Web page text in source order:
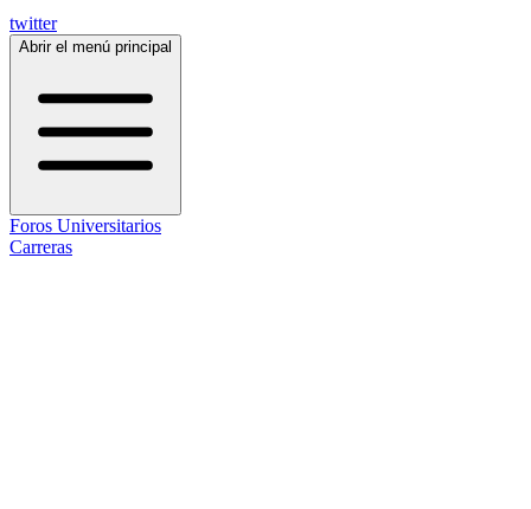
twitter
Abrir el menú principal
Foros Universitarios
Carreras